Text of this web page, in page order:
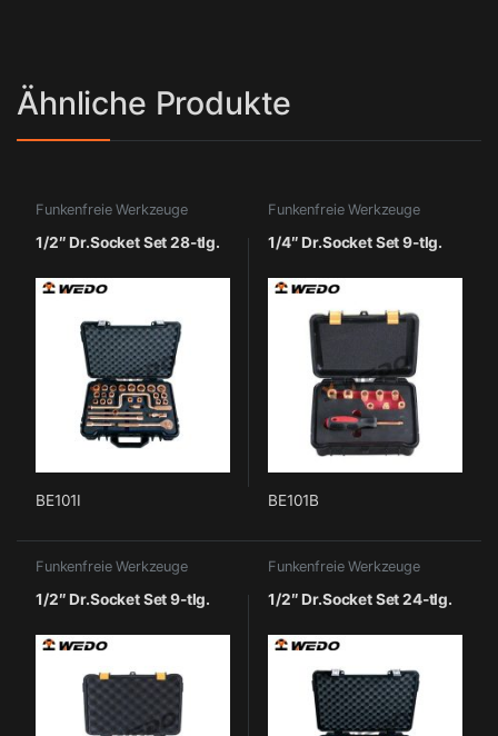
Ähnliche Produkte
Funkenfreie Werkzeuge
1/2″ Dr.Socket Set 28-tlg.
BE101I
Funkenfreie Werkzeuge
1/4″ Dr.Socket Set 9-tlg.
BE101B
Funkenfreie Werkzeuge
1/2″ Dr.Socket Set 9-tlg.
Funkenfreie Werkzeuge
1/2″ Dr.Socket Set 24-tlg.